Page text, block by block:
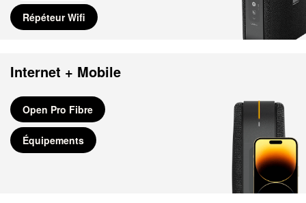
Répéteur Wifi
Internet + Mobile
Open Pro Fibre
Équipements